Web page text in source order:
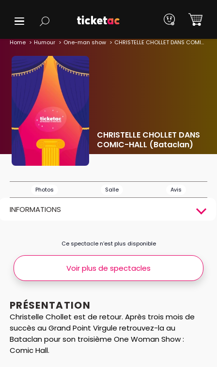
Home Humour One-man show CHRISTELLE CHOLLET DANS COMIC-HALL (Bataclan)
CHRISTELLE CHOLLET DANS
COMIC-HALL (Bataclan)
Photos Salle Avis
INFORMATIONS
PRÉSENTATION
Christelle Chollet est de retour. Après trois mois de
succès au Grand Point Virgule retrouvez-la au
Bataclan pour son troisième One Woman Show :
Comic Hall.
Ce spectacle n’est plus disponible
Voir plus de spectacles